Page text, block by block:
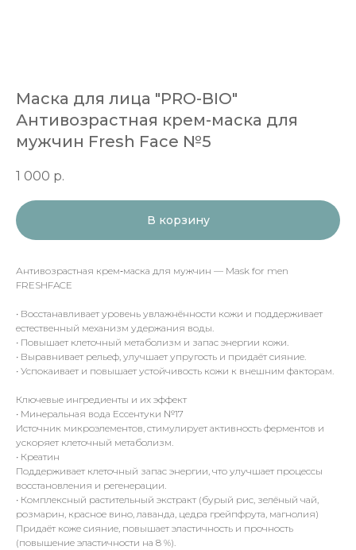
Маска для лица "PRO-BIO"
Антивозрастная крем-маска для
мужчин Fresh Face №5
1 000 р.
В корзину
Антивозрастная крем‑маска для мужчин — Mask for men
FRESHFACE
•⁠ ⁠Восстанавливает уровень увлажнённости кожи и поддерживает
естественный механизм удержания воды.
•⁠ ⁠Повышает клеточный метаболизм и запас энергии кожи.
•⁠ ⁠Выравнивает рельеф, улучшает упругость и придаёт сияние.
•⁠ ⁠Успокаивает и повышает устойчивость кожи к внешним факторам.
Ключевые ингредиенты и их эффект
•⁠ ⁠Минеральная вода Ессентуки №17
Источник микроэлементов, стимулирует активность ферментов и
ускоряет клеточный метаболизм.
•⁠ ⁠Креатин
Поддерживает клеточный запас энергии, что улучшает процессы
восстановления и регенерации.
•⁠ ⁠Комплексный растительный экстракт (бурый рис, зелёный чай,
розмарин, красное вино, лаванда, цедра грейпфрута, магнолия)
Придаёт коже сияние, повышает эластичность и прочность
(повышение эластичности на 8 %).